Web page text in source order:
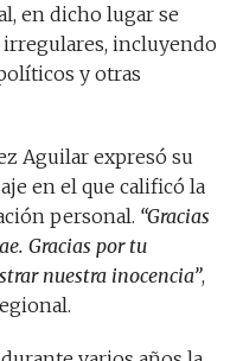
en dicho lugar se
incluyendo
y otras
Aguilar expresó su
en el que calificó la
personal. “Gracias
Gracias por tu
nuestra inocencia”,